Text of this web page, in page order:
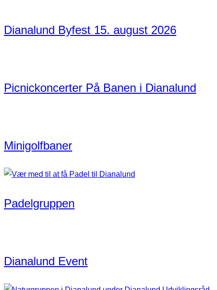
Dianalund Byfest 15. august 2026
Picnickoncerter På Banen i Dianalund
Minigolfbaner
Padelgruppen
Dianalund Event